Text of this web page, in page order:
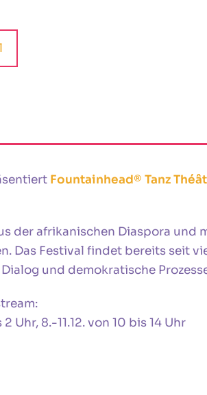
Fountainhead® Tanz
der afrikanischen Diaspora und
Das Festival findet bereits seit
und demokratische
Uhr, 8.-11.12. von 10 bis 14 Uhr